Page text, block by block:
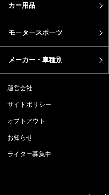
カー用品
モータースポーツ
メーカー・車種別
運営会社
サイトポリシー
オプトアウト
お知らせ
ライター募集中